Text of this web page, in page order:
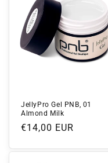
JellyPro Gel PNB, 01
Almond Milk
Normaler
€14,00 EUR